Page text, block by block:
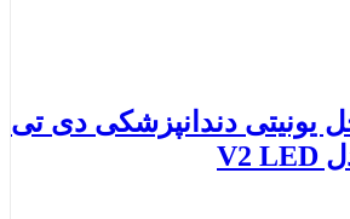
یونیتی دندانپزشکی دی تی